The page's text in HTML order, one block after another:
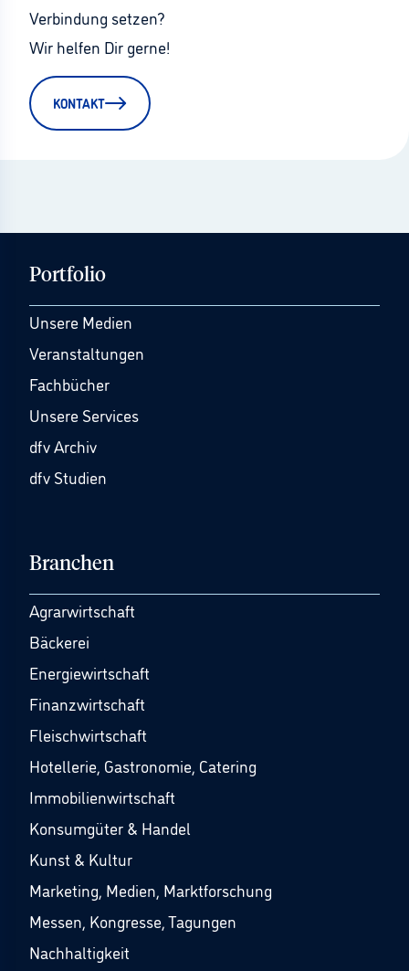
Verbindung setzen?
Wir helfen Dir gerne!
KONTAKT
Portfolio
Unsere Medien
Veranstaltungen
Fachbücher
Unsere Services
dfv Archiv
dfv Studien
Branchen
Agrarwirtschaft
Bäckerei
Energiewirtschaft
Finanzwirtschaft
Fleischwirtschaft
Hotellerie, Gastronomie, Catering
Immobilienwirtschaft
Konsumgüter & Handel
Kunst & Kultur
Marketing, Medien, Marktforschung
Messen, Kongresse, Tagungen
Nachhaltigkeit